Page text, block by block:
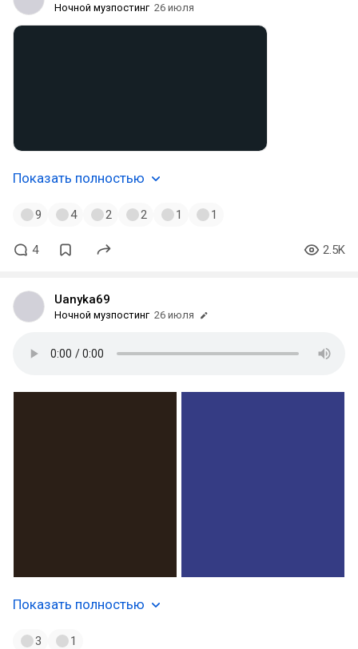
Ночной музпостинг 26 июля
Показать полностью
9 4 2 2 1 1
4 2.5K
Uanyka69
Ночной музпостинг 26 июля
Показать полностью
3 1